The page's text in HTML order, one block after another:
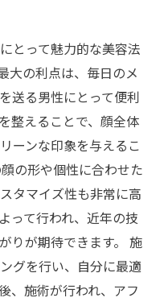
とって魅力的な美容法
大の利点は、毎日のメ
送る男性にとって便利
整えることで、顔全体
ーンな印象を与えるこ
の形や個性に合わせた
タマイズ性も非常に高
って行われ、近年の技
りが期待できます。 施
グを行い、自分に最適
、施術が行われ、アフ